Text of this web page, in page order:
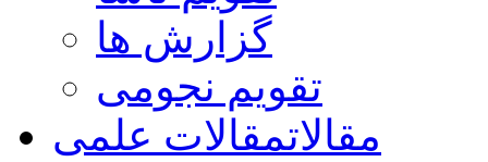
گزارش ها
تقویم نجومی
مقالاتمقالات علمی